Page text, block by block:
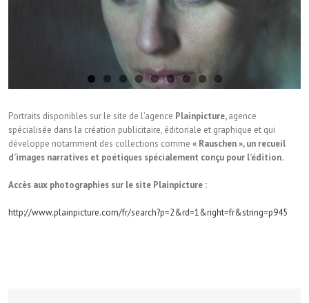
Portraits disponibles sur le site de l’agence Plainpicture,agence
spécialisée dans la création publicitaire, éditoriale et graphique et qui
développe notamment des collections comme « Rauschen », un recueil
d’images narratives et poétiques spécialement conçu pour l’édition.
Accès aux photographies sur le site Plainpicture :
http://www.plainpicture.com/fr/search?p=2&rd=1&right=fr&string=p945